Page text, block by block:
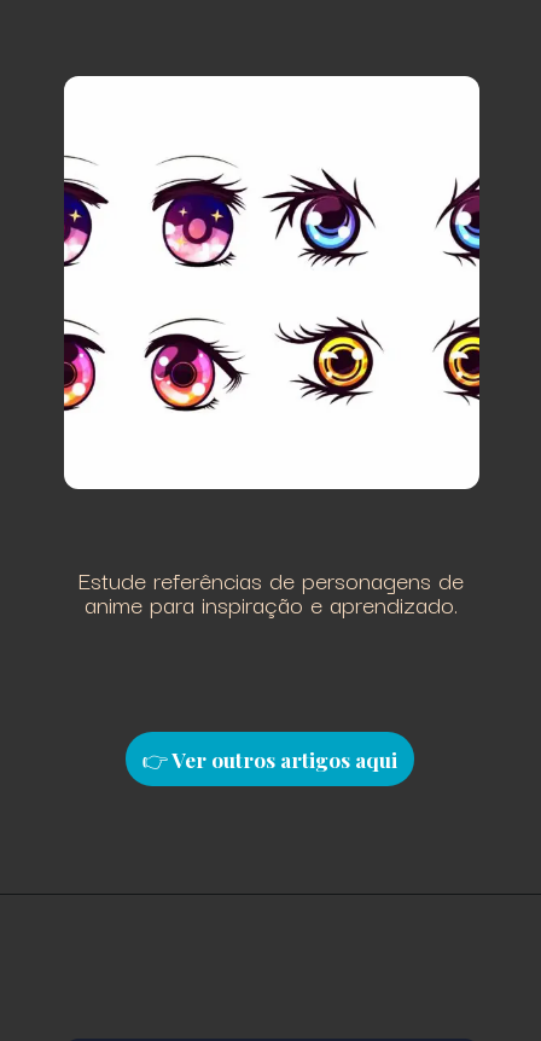
Estude referências de personagens de
anime para inspiração e aprendizado.
👉Ver outros artigos aqui